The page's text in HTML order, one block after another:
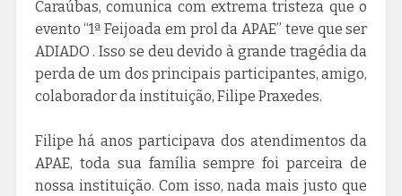
Caraúbas, comunica com extrema tristeza que o
evento “1ª Feijoada em prol da APAE” teve que ser
ADIADO . Isso se deu devido à grande tragédia da
perda de um dos principais participantes, amigo,
colaborador da instituição, Filipe Praxedes.
Filipe há anos participava dos atendimentos da
APAE, toda sua família sempre foi parceira de
nossa instituição. Com isso, nada mais justo que